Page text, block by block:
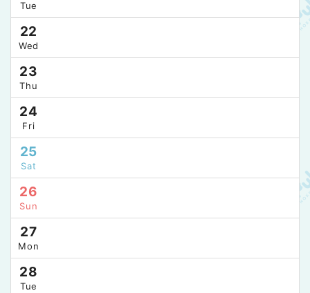
Tue
22
Wed
23
Thu
24
Fri
25
Sat
26
Sun
27
Mon
28
Tue